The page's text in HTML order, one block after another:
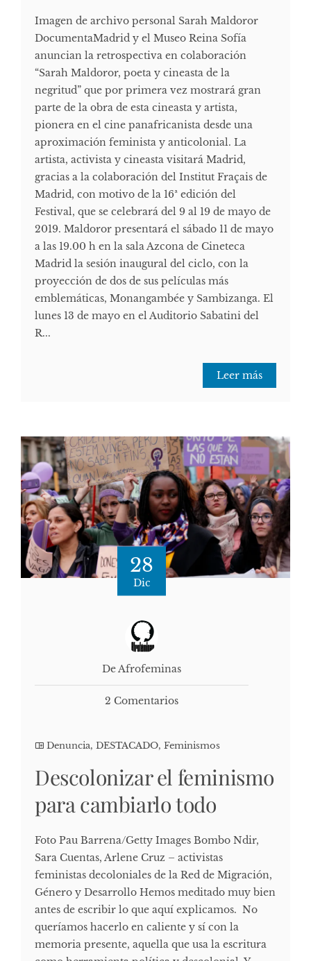
Imagen de archivo personal Sarah Maldoror
DocumentaMadrid y el Museo Reina Sofía
anuncian la retrospectiva en colaboración
“Sarah Maldoror, poeta y cineasta de la
negritud” que por primera vez mostrará gran
parte de la obra de esta cineasta y artista,
pionera en el cine panafricanista desde una
aproximación feminista y anticolonial. La
artista, activista y cineasta visitará Madrid,
gracias a la colaboración del Institut Fraçais de
Madrid, con motivo de la 16ª edición del
Festival, que se celebrará del 9 al 19 de mayo de
2019. Maldoror presentará el sábado 11 de mayo
a las 19.00 h en la sala Azcona de Cineteca
Madrid la sesión inaugural del ciclo, con la
proyección de dos de sus películas más
emblemáticas, Monangambée y Sambizanga. El
lunes 13 de mayo en el Auditorio Sabatini del
R...
Leer más
28
Dic
De Afrofeminas
2 Comentarios
Denuncia, DESTACADO, Feminismos
Descolonizar el feminismo
para cambiarlo todo
Foto Pau Barrena/Getty Images Bombo Ndir,
Sara Cuentas, Arlene Cruz – activistas
feministas decoloniales de la Red de Migración,
Género y Desarrollo Hemos meditado muy bien
antes de escribir lo que aquí explicamos. No
queríamos hacerlo en caliente y sí con la
memoria presente, aquella que usa la escritura